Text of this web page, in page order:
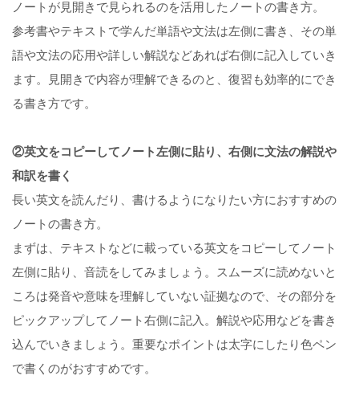
ノートが見開きで見られるのを活用したノートの書き方。
参考書やテキストで学んだ単語や文法は左側に書き、その単
語や文法の応用や詳しい解説などあれば右側に記入していき
ます。見開きで内容が理解できるのと、復習も効率的にでき
る書き方です。
②英文をコピーしてノート左側に貼り、右側に文法の解説や
和訳を書く
長い英文を読んだり、書けるようになりたい方におすすめの
ノートの書き方。
まずは、テキストなどに載っている英文をコピーしてノート
左側に貼り、音読をしてみましょう。スムーズに読めないと
ころは発音や意味を理解していない証拠なので、その部分を
ピックアップしてノート右側に記入。解説や応用などを書き
込んでいきましょう。重要なポイントは太字にしたり色ペン
で書くのがおすすめです。